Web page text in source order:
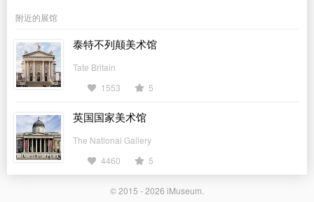
附近的展馆
泰特不列颠美术馆
Tate Britain
1553
5
英国国家美术馆
The National Gallery
4460
5
© 2015 - 2026 iMuseum